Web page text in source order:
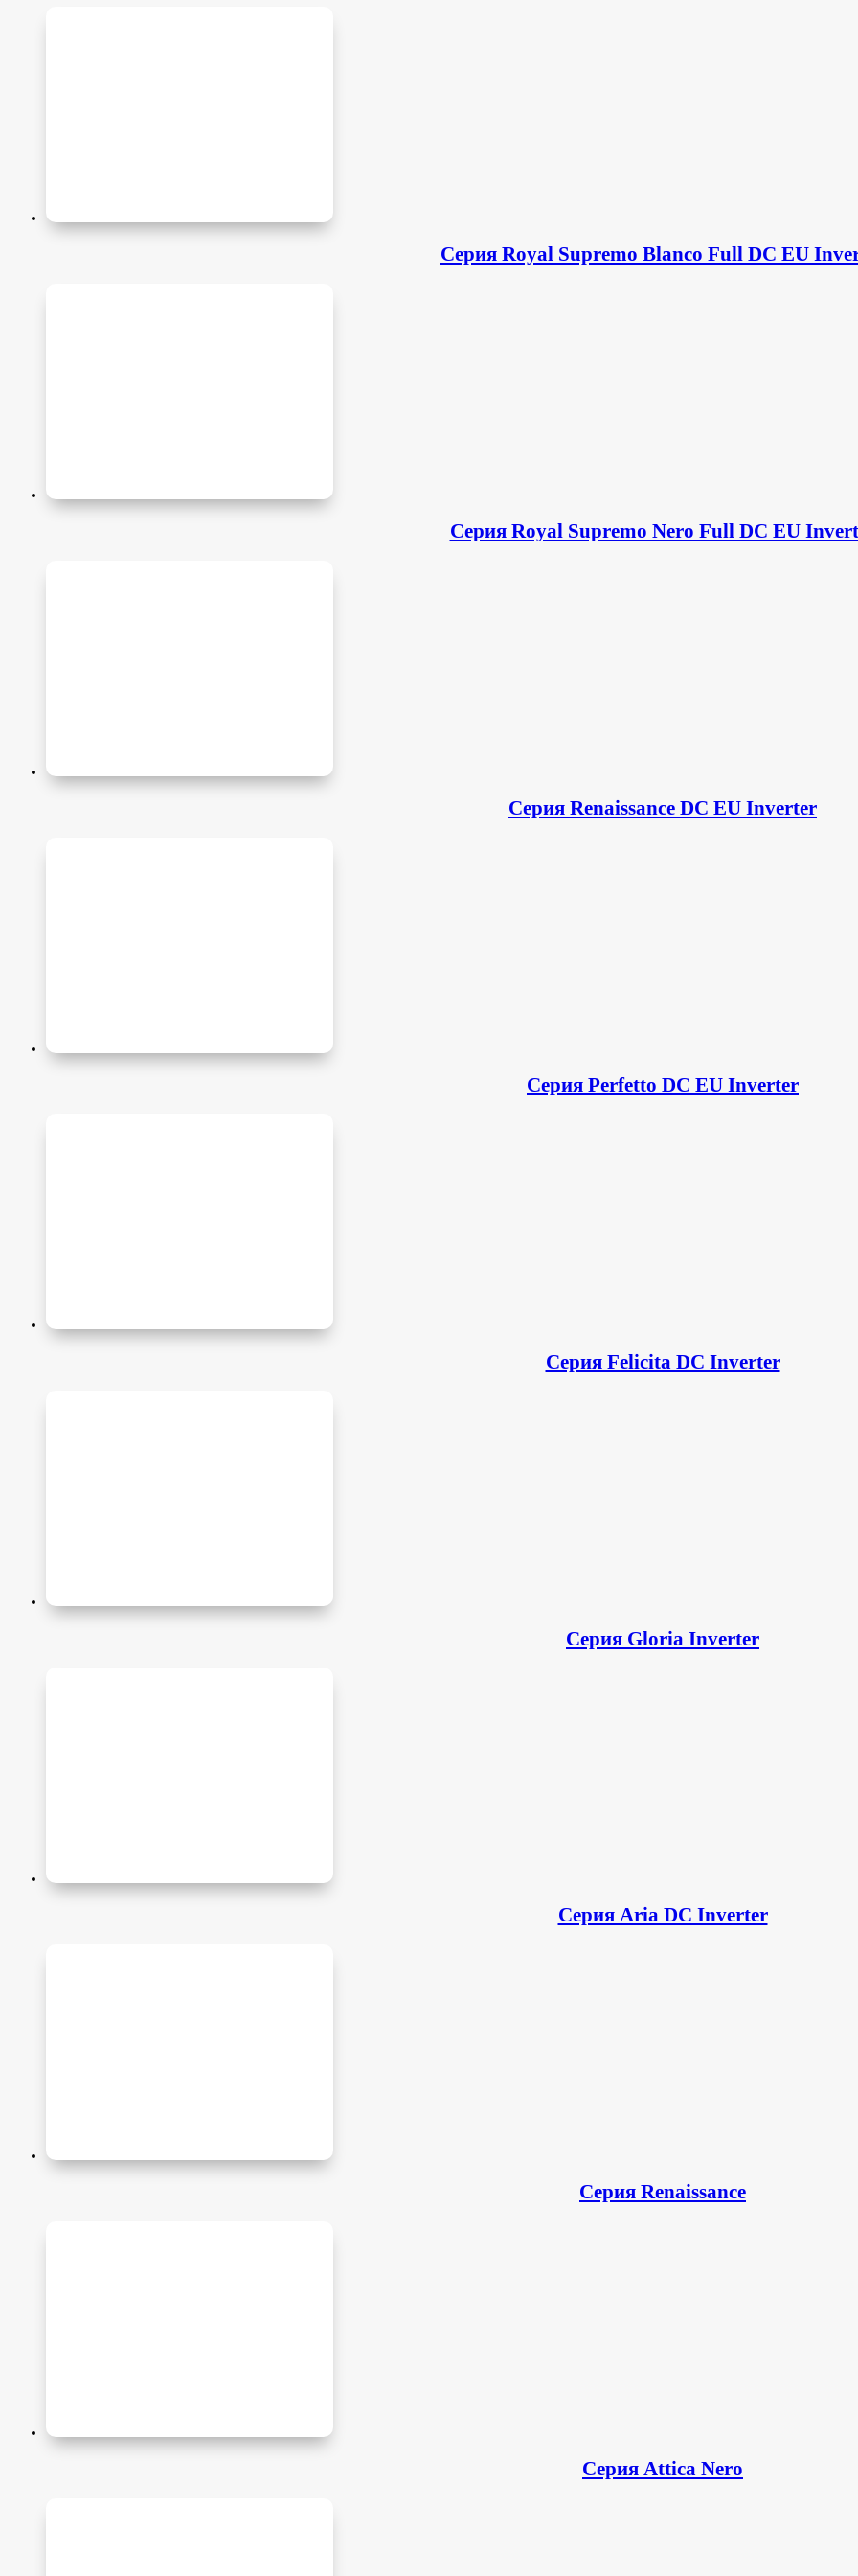
Серия Royal Supremo Blanco Full DC EU
Серия Royal Supremo Nero Full DC EU
Серия Renaissance DC EU Inverter
Серия Perfetto DC EU Inverter
Серия Felicita DC Inverter
Серия Gloria Inverter
Серия Aria DC Inverter
Серия Renaissance
Серия Attica Nero